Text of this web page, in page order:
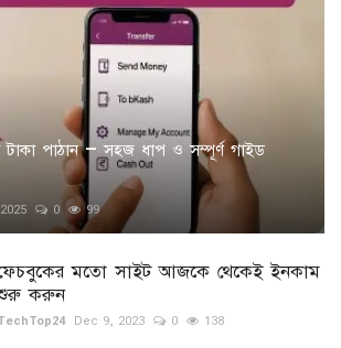
টাকা পাঠান – সহজ ধাপ ও সম্পূর্ণ গাইড
0 99
মতো সাইট আজকে থেকেই ইনকাম
করুন
Dec 9, 2023 0 138